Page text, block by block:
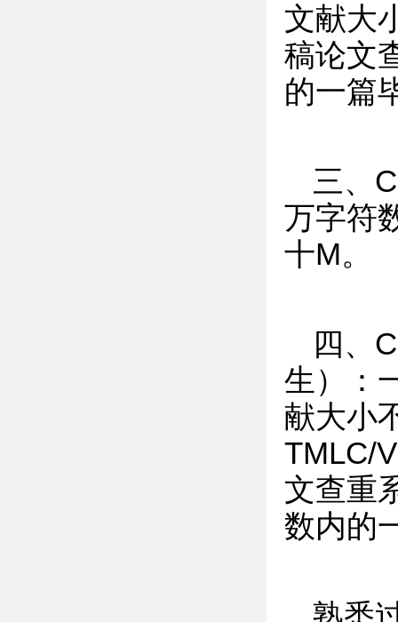
文献大
稿论文
的一篇
三、
万字符
十M。
四、
生）：
献大小
TMLC/
文查重
数内的